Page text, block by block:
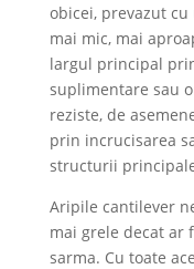
obicei, prevazut
mai mic, mai
largul principal
suplimentare sau
reziste, de
prin incrucisarea
structurii
Aripile cantilever
mai grele decat ar
sarma. Cu toate